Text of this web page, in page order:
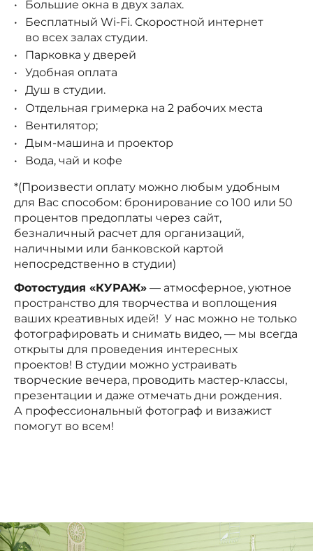
Большие окна в двух залах.
Бесплатный Wi-Fi. Скоростной интернет
во всех залах студии.
Парковка у дверей
Удобная оплата
Душ в студии.
Отдельная гримерка на 2 рабочих места
Вентилятор;
Дым-машина и проектор
Вода, чай и кофе
*(Произвести оплату можно любым удобным
для Вас способом: бронирование со 100 или 50
процентов предоплаты через сайт,
безналичный расчет для организаций,
наличными или банковской картой
непосредственно в студии)
Фотостудия «КУРАЖ» — атмосферное, уютное
пространство для творчества и воплощения
ваших креативных идей! У нас можно не только
фотографировать и снимать видео, — мы всегда
открыты для проведения интересных
проектов! В студии можно устраивать
творческие вечера, проводить мастер-классы,
презентации и даже отмечать дни рождения.
А профессиональный фотограф и визажист
помогут во всем!